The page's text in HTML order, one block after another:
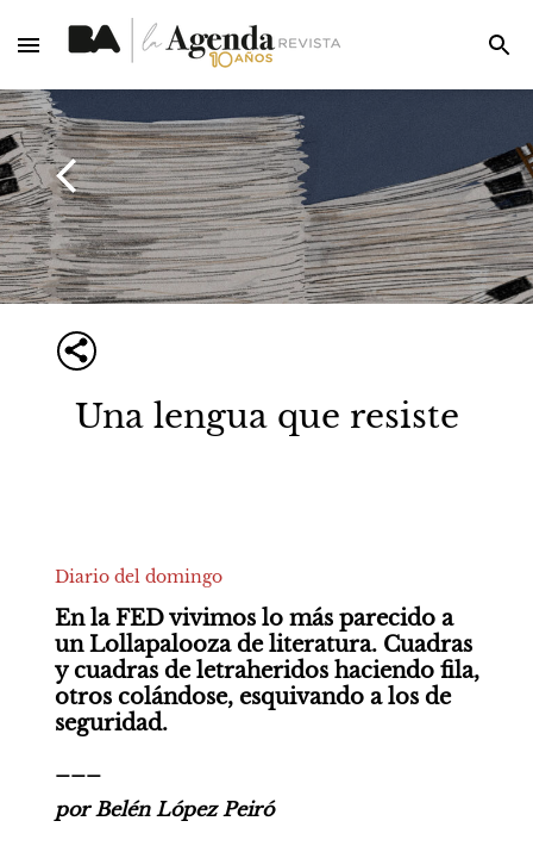
Una lengua que resiste
Diario del domingo
En la FED vivimos lo más parecido a
un Lollapalooza de literatura. Cuadras
y cuadras de letraheridos haciendo fila,
otros colándose, esquivando a los de
seguridad.
por Belén López Peiró